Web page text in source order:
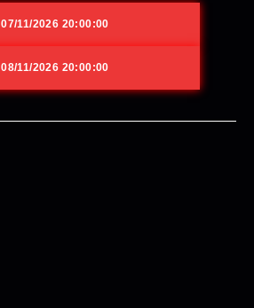
07/11/2026 20:00:00
08/11/2026 20:00:00